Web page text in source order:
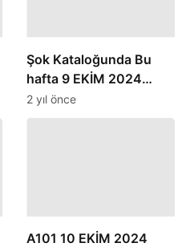
Şok Kataloğunda Bu
hafta 9 EKİM 2024
neler var?
2 yıl önce
A101 10 EKİM 2024